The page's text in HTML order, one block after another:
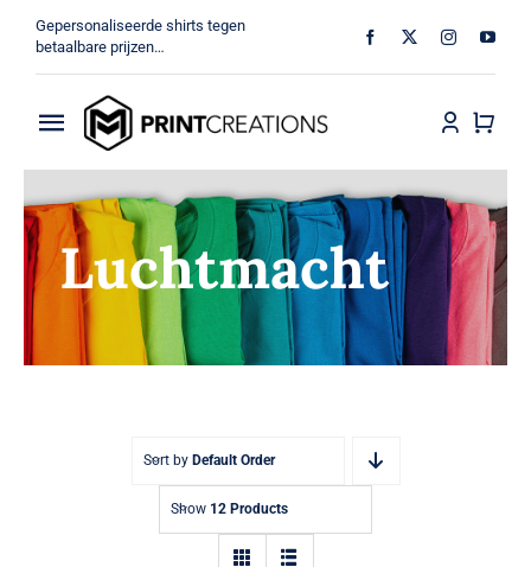
naar
inhoud
Gepersonaliseerde shirts tegen
betaalbare prijzen…
Toggle
Navigation
Home
Militair
Veteraan
MV Print Creations
Luchtmacht
Sort by Default Order
Show 12 Products